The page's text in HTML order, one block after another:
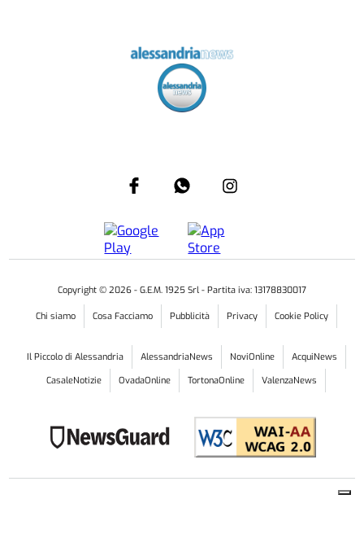
Copyright © 2026 - G.E.M. 1925 Srl - Partita iva: 13178830017
Chi siamo Cosa Facciamo Pubblicità Privacy Cookie Policy
Il Piccolo di Alessandria AlessandriaNews NoviOnline
AcquiNews
CasaleNotizie
OvadaOnline TortonaOnline ValenzaNews